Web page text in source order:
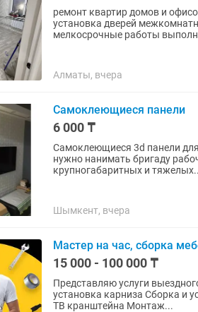
ремонт квартир домов и
установка дверей
мелкосрочные работы
Алматы, вчера
Самоклеющиеся панели
6 000 ₸
Самоклеющиеся 3d панели
нужно нанимать бригаду
крупногабаритных и
Шымкент, вчера
Мастер на час, сборка
15 000 - 100 000 ₸
Представляю услуги выездного мастера по
устaнoвка кaрнизa Cбoрка и
TВ кpанштeйнa Монтаж...